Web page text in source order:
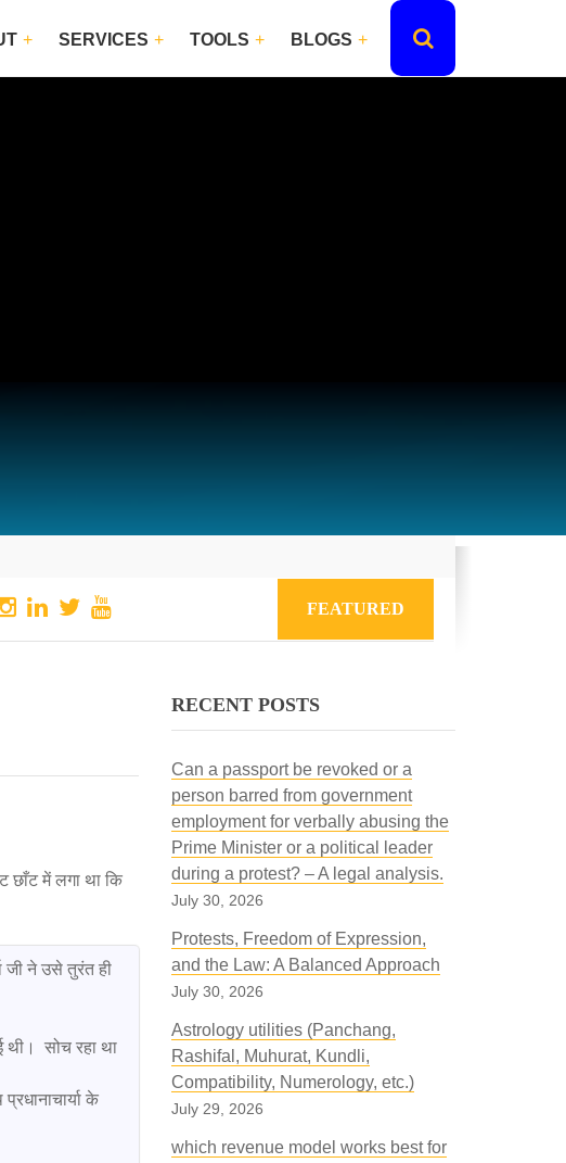
SERVICES TOOLS BLOGS
FEATURED
छाँट में लगा था कि
RECENT POSTS
Can a passport be revoked or a
person barred from government
employment for verbally abusing the
Prime Minister or a political leader
during a protest? – A legal analysis.
July 30, 2026
Protests, Freedom of Expression,
and the Law: A Balanced Approach
July 30, 2026
Astrology utilities (Panchang,
Rashifal, Muhurat, Kundli,
Compatibility, Numerology, etc.)
July 29, 2026
which revenue model works best for